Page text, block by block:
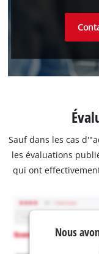
Sauf dans les cas
les évaluations
qui ont
Nous